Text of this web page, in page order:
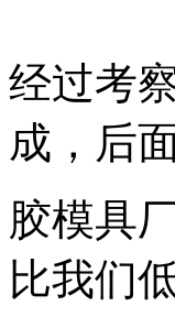
经过考
成，后
胶模具
比我们